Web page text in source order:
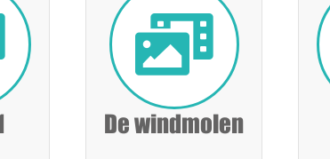
De windmolen